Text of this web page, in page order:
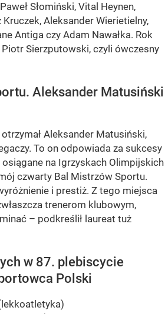
Słomiński, Vital Heynen,
Aleksander Wierietielny,
Antiga czy Adam Nawałka. Rok
Sierzputowski, czyli ówczesny
Aleksander Matusiński
Aleksander Matusiński,
To on odpowiada za sukcesy
na Igrzyskach Olimpijskich
czwarty Bal Mistrzów Sportu.
i prestiż. Z tego miejsca
trenerom klubowym,
– podkreślił laureat tuż
w 87. plebiscycie
Polski